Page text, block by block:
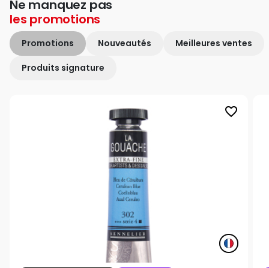
Ne manquez pas
les promotions
Promotions Nouveautés Meilleures ventes
Produits signature
favorite_border